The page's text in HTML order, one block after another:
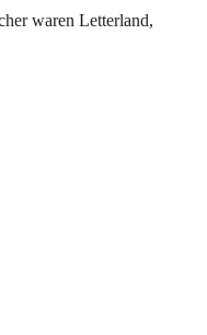
waren Letterland,